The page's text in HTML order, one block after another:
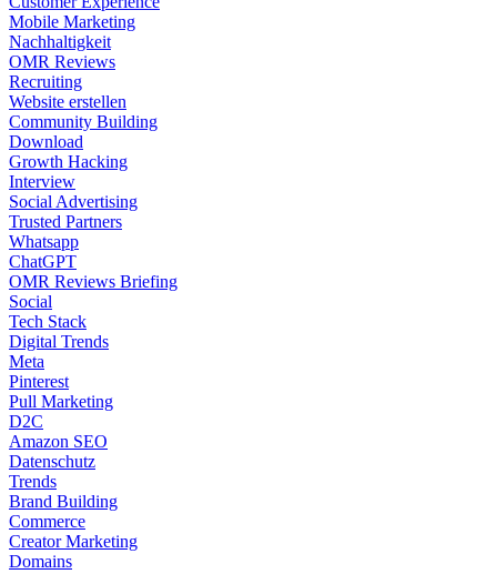
Mobile Marketing
Nachhaltigkeit
OMR Reviews
Recruiting
Website erstellen
Community Building
Download
Growth Hacking
Interview
Social Advertising
Trusted Partners
Whatsapp
ChatGPT
OMR Reviews Briefing
Social
Tech Stack
Digital Trends
Meta
Pinterest
Pull Marketing
D2C
Amazon SEO
Datenschutz
Trends
Brand Building
Commerce
Creator Marketing
Domains